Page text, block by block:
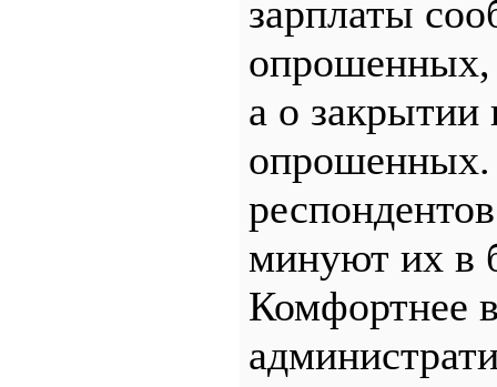
зарплаты
опрошенных,
а о закрытии
опрошенных.
минуют их в
Комфортнее